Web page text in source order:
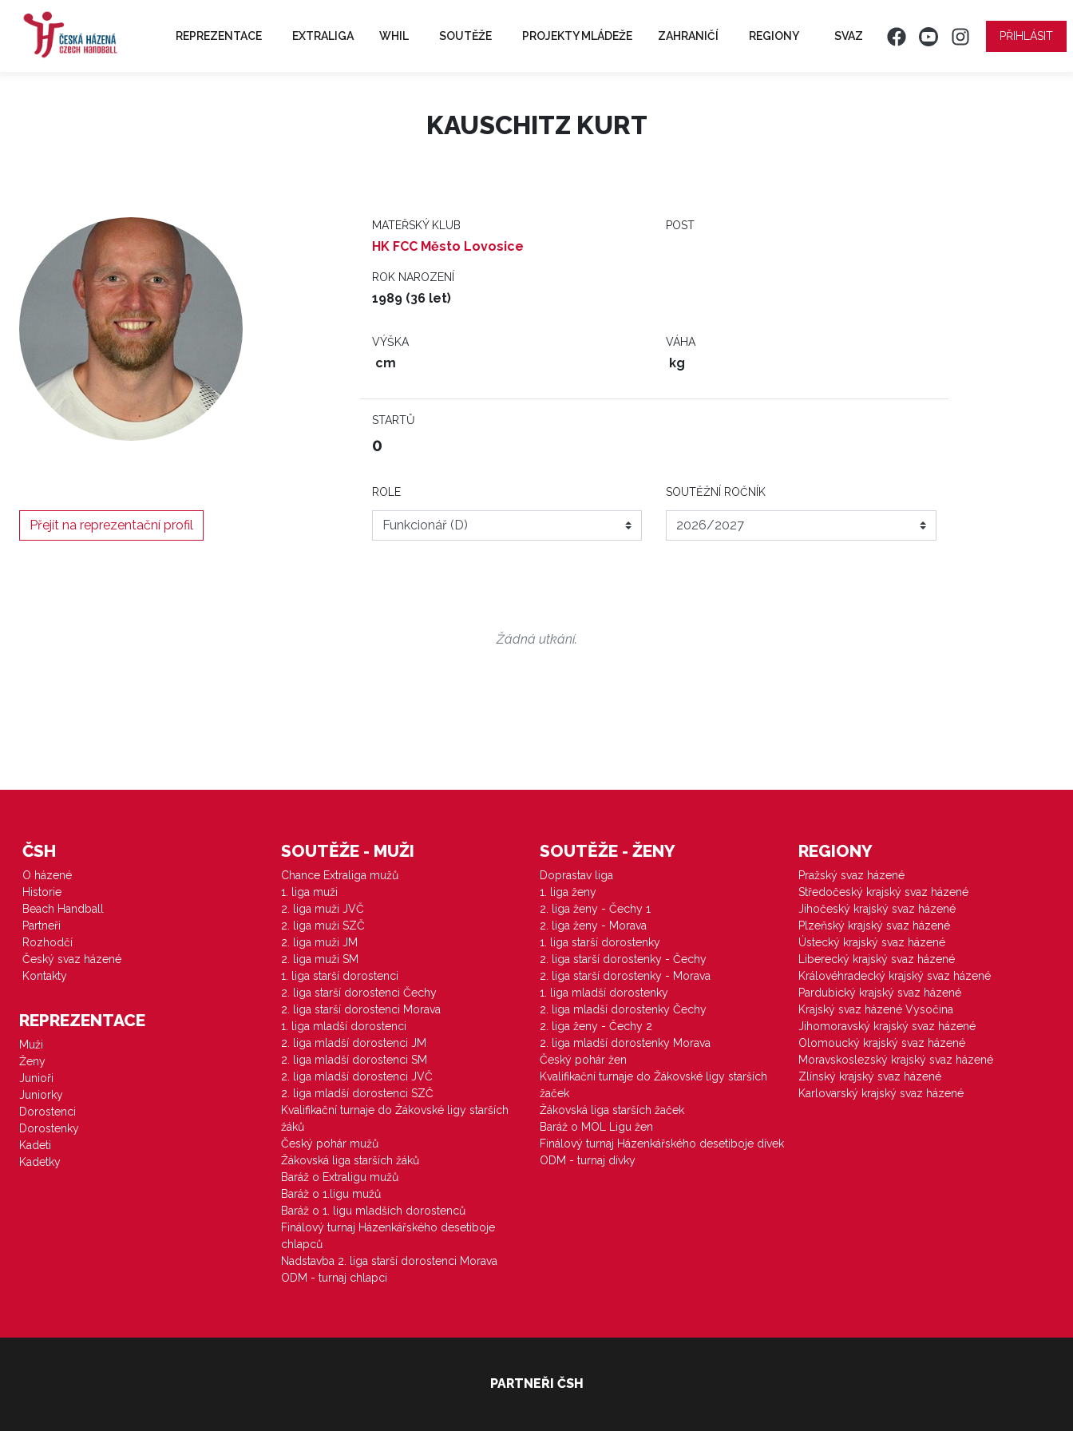
REPREZENTACE EXTRALIGA WHIL SOUTĚŽE PROJEKTY MLÁDEŽE ZAHRANIČÍ REGIONY SVAZ PŘIHLÁSIT
KAUSCHITZ KURT
MATEŘSKÝ KLUB
HK FCC Město Lovosice
POST
ROK NAROZENÍ
1989 (36 let)
VÝŠKA
cm
VÁHA
kg
STARTŮ
0
Přejít na reprezentační profil
ROLE SOUTĚŽNÍ ROČNÍK
Žádná utkání.
ČSH
O házené
Historie
Beach Handball
Partneři
Rozhodčí
Český svaz házené
Kontakty
REPREZENTACE
Muži
Ženy
Junioři
Juniorky
Dorostenci
Dorostenky
Kadeti
Kadetky
SOUTĚŽE - MUŽI
Chance Extraliga mužů
1. liga muži
2. liga muži JVČ
2. liga muži SZČ
2. liga muži JM
2. liga muži SM
1. liga starší dorostenci
2. liga starší dorostenci Čechy
2. liga starší dorostenci Morava
1. liga mladší dorostenci
2. liga mladší dorostenci JM
2. liga mladší dorostenci SM
2. liga mladší dorostenci JVČ
2. liga mladší dorostenci SZČ
Kvalifikační turnaje do Žákovské ligy starších
žáků
Český pohár mužů
Žákovská liga starších žáků
Baráž o Extraligu mužů
Baráž o 1.ligu mužů
Baráž o 1. ligu mladších dorostenců
Finálový turnaj Házenkářského desetiboje
chlapců
Nadstavba 2. liga starší dorostenci Morava
ODM - turnaj chlapci
SOUTĚŽE - ŽENY
Doprastav liga
1. liga ženy
2. liga ženy - Čechy 1
2. liga ženy - Morava
1. liga starší dorostenky
2. liga starší dorostenky - Čechy
2. liga starší dorostenky - Morava
1. liga mladší dorostenky
2. liga mladší dorostenky Čechy
2. liga ženy - Čechy 2
2. liga mladší dorostenky Morava
Český pohár žen
Kvalifikační turnaje do Žákovské ligy starších
žaček
Žákovská liga starších žaček
Baráž o MOL Ligu žen
Finálový turnaj Házenkářského desetiboje dívek
ODM - turnaj dívky
REGIONY
Pražský svaz házené
Středočeský krajský svaz házené
Jihočeský krajský svaz házené
Plzeňský krajský svaz házené
Ústecký krajský svaz házené
Liberecký krajský svaz házené
Královéhradecký krajský svaz házené
Pardubický krajský svaz házené
Krajský svaz házené Vysočina
Jihomoravský krajský svaz házené
Olomoucký krajský svaz házené
Moravskoslezský krajský svaz házené
Zlínský krajský svaz házené
Karlovarský krajský svaz házené
PARTNEŘI ČSH